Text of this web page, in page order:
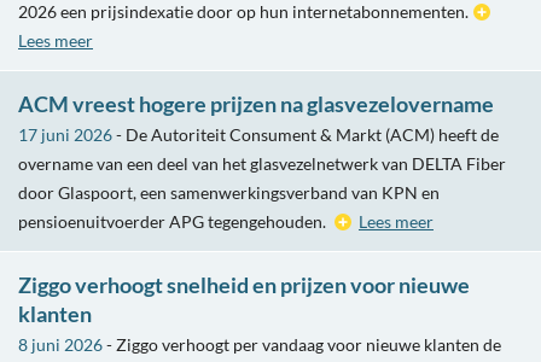
2026 een prijsindexatie door op hun internetabonnementen.
Lees meer
ACM vreest hogere prijzen na glasvezelovername
17 juni 2026- De Autoriteit Consument & Markt (ACM) heeft de
overname van een deel van het glasvezelnetwerk van DELTA Fiber
door Glaspoort, een samenwerkingsverband van KPN en
pensioenuitvoerder APG tegengehouden.
Lees meer
Ziggo verhoogt snelheid en prijzen voor nieuwe
klanten
8 juni 2026- Ziggo verhoogt per vandaag voor nieuwe klanten de